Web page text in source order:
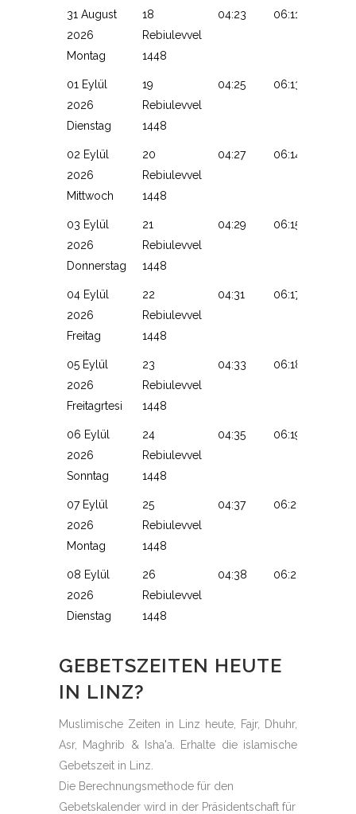
31 August
2026
Montag
18
Rebiulevvel
1448
04:23 06:11
01 Eylül
2026
Dienstag
19
Rebiulevvel
1448
04:25 06:13
02 Eylül
2026
Mittwoch
20
Rebiulevvel
1448
04:27 06:14
03 Eylül
2026
Donnerstag
21
Rebiulevvel
1448
04:29 06:15
04 Eylül
2026
Freitag
22
Rebiulevvel
1448
04:31 06:17
05 Eylül
2026
Freitagrtesi
23
Rebiulevvel
1448
04:33 06:18
06 Eylül
2026
Sonntag
24
Rebiulevvel
1448
04:35 06:19
07 Eylül
2026
Montag
25
Rebiulevvel
1448
04:37 06:21
08 Eylül
2026
Dienstag
26
Rebiulevvel
1448
04:38 06:22
GEBETSZEITEN HEUTE
IN LINZ?
Muslimische Zeiten in Linz heute, Fajr, Dhuhr,
Asr, Maghrib & Isha'a. Erhalte die islamische
Gebetszeit in Linz.
Die Berechnungsmethode für den
Gebetskalender wird in der Präsidentschaft für